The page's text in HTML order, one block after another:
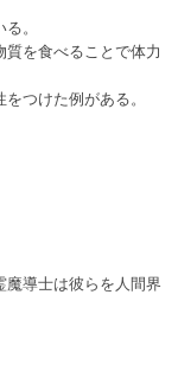
。
を食べることで体力
つけた例がある。
導士は彼らを人間界